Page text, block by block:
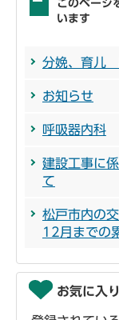
このページ
います
分娩、育儿
お知らせ
呼吸器内科
建設工事に
て
松戸市内の
12月までの
お気に入り